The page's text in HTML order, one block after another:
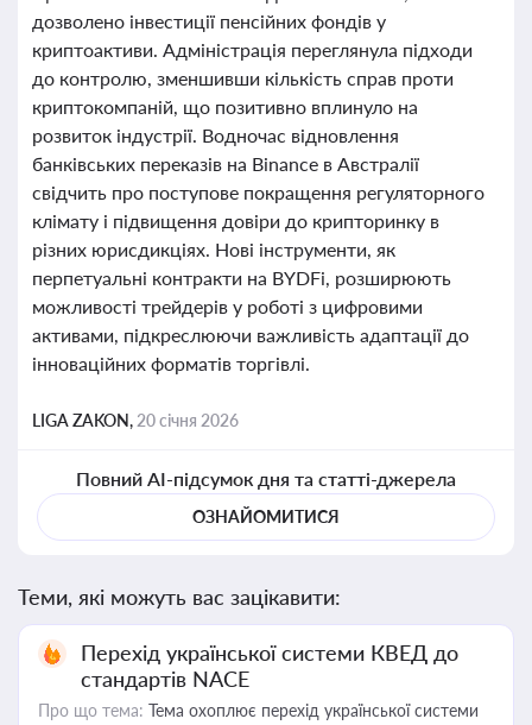
дозволено інвестиції пенсійних фондів у
криптоактиви. Адміністрація переглянула підходи
до контролю, зменшивши кількість справ проти
криптокомпаній, що позитивно вплинуло на
розвиток індустрії. Водночас відновлення
банківських переказів на Binance в Австралії
свідчить про поступове покращення регуляторного
клімату і підвищення довіри до крипторинку в
різних юрисдикціях. Нові інструменти, як
перпетуальні контракти на BYDFi, розширюють
можливості трейдерів у роботі з цифровими
активами, підкреслюючи важливість адаптації до
інноваційних форматів торгівлі.
LIGA ZAKON, 20 січня 2026
Повний AI-підсумок дня та статті-джерела
ОЗНАЙОМИТИСЯ
Теми, які можуть вас зацікавити:
Перехід української системи КВЕД до
стандартів NACE
Про що тема: Тема охоплює перехід української системи